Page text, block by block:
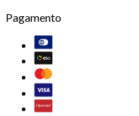
Pagamento